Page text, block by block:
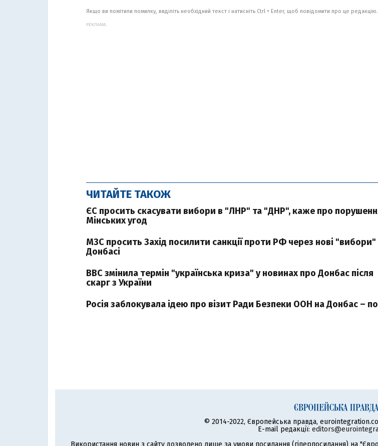
Якщо ви помітили помилку, виділіть необхідний текст і натисніть Ctrl + Enter, щоб повідомити про це редакцію.
РЕКЛАМА:
ЧИТАЙТЕ ТАКОЖ
ЄС просить скасувати вибори в "ЛНР" та "ДНР", каже про
Мінських угод
МЗС просить Захід посилити санкції проти РФ через нові "вибори"
Донбасі
BBC змінила термін "українська криза" у новинах про Донбас після
скарг з України
Росія заблокувала ідею про візит Ради Безпеки ООН на Донбас –
© 2014-2022, Європейська правда,
E-mail редакції:
Використання новин з сайту дозволено лише за умови посилання (гіперпосилання) на